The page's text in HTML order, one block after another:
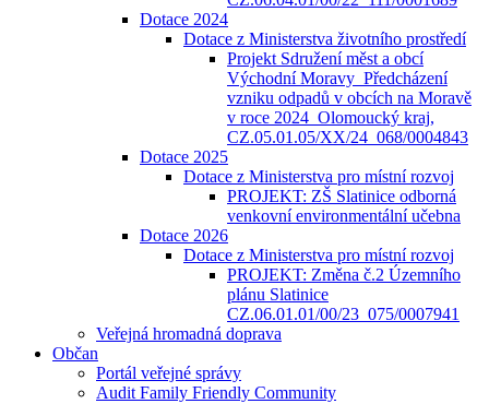
Dotace 2024
Dotace z Ministerstva životního prostředí
Projekt Sdružení měst a obcí
Východní Moravy_Předcházení
vzniku odpadů v obcích na Moravě
v roce 2024_Olomoucký kraj,
CZ.05.01.05/XX/24_068/0004843
Dotace 2025
Dotace z Ministerstva pro místní rozvoj
PROJEKT: ZŠ Slatinice odborná
venkovní environmentální učebna
Dotace 2026
Dotace z Ministerstva pro místní rozvoj
PROJEKT: Změna č.2 Územního
plánu Slatinice
CZ.06.01.01/00/23_075/0007941
Veřejná hromadná doprava
Občan
Portál veřejné správy
Audit Family Friendly Community